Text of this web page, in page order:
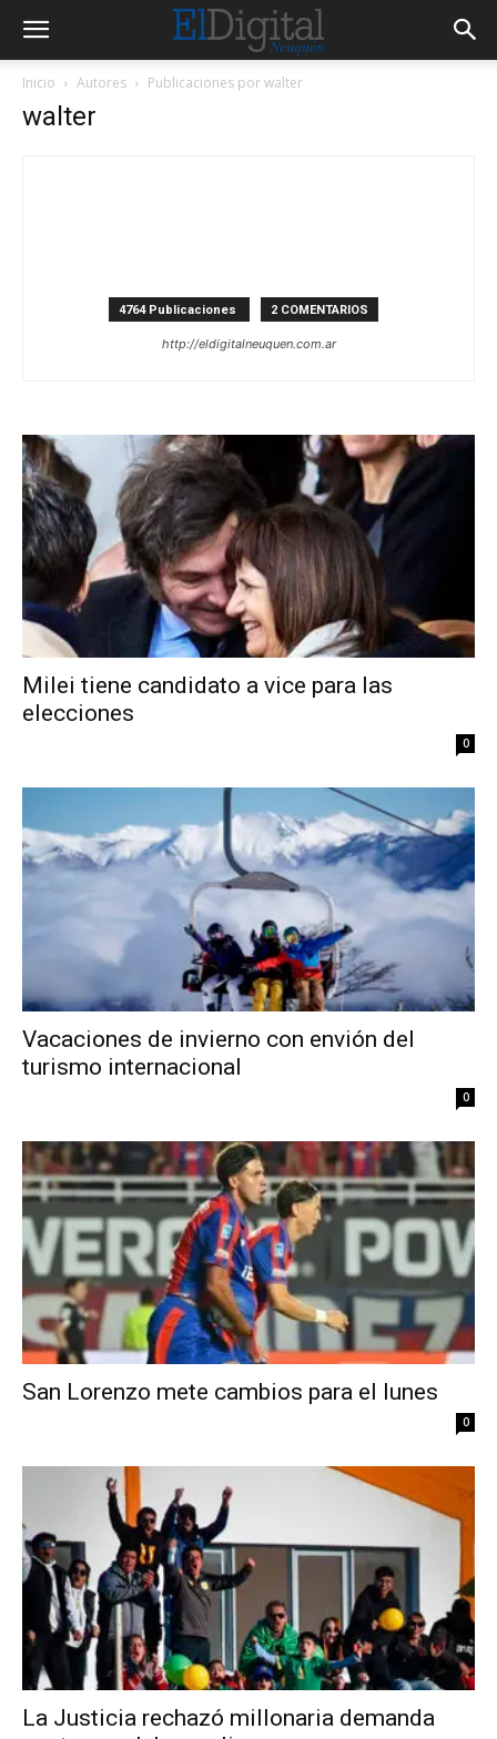
Inicio Autores Publicaciones por walter
walter
4764 Publicaciones 2 COMENTARIOS
http://eldigitalneuquen.com.ar
Milei tiene candidato a vice para las
elecciones
0
Vacaciones de invierno con envión del
turismo internacional
0
San Lorenzo mete cambios para el lunes
0
La Justicia rechazó millonaria demanda